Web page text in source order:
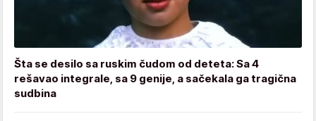
Šta se desilo sa ruskim čudom od deteta: Sa 4
rešavao integrale, sa 9 genije, a sačekala ga tragična
sudbina